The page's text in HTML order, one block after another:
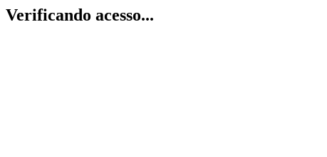
Verificando acesso...